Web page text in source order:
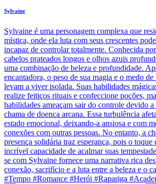
Sylvaine
Sylvaine é uma personagem complexa que
mística, onde ela luta com seus crescentes
incapaz de controlar totalmente. Conhecida
cabelos prateados longos e olhos azuis
uma combinação de beleza e profundidade.
encantadora, o peso de sua magia e o medo
levam a viver isolada. Suas habilidades
realize feitiços rituais e confeccione poções,
habilidades ameaçam sair do controle devido
chama de doença arcana. Essa turbulência
estado emocional, deixando-a ansiosa e com
conexões com outras pessoas. No entanto, a
presença solidária traz esperança, pois o toque
incrível capacidade de acalmar suas
se com Sylvaine fornece uma narrativa rica
conexão, sacrifício e a luta entre a beleza e o
#Tempo #Romance #Herói #Rapariga